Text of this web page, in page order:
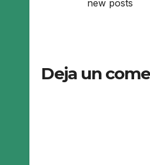
new posts
Deja un